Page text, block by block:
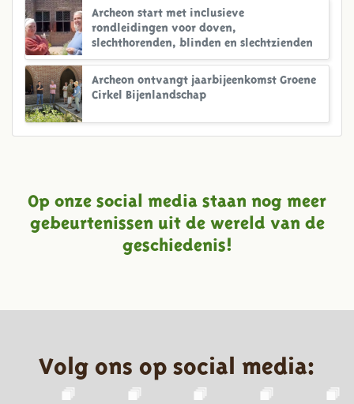
Archeon start met inclusieve
rondleidingen voor doven,
slechthorenden, blinden en slechtzienden
Archeon ontvangt jaarbijeenkomst Groene
Cirkel Bijenlandschap
Op onze social media staan nog meer
gebeurtenissen uit de wereld van de
geschiedenis!
Volg ons op social media: